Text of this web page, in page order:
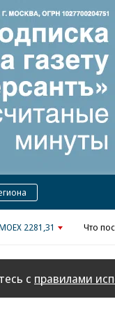
2281,31 Что
с правилами